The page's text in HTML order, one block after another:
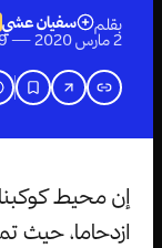
بقلم سفيان عشي
2 مارس 2020 — 05:09 م
إن محيط
ازدحاما، حيث